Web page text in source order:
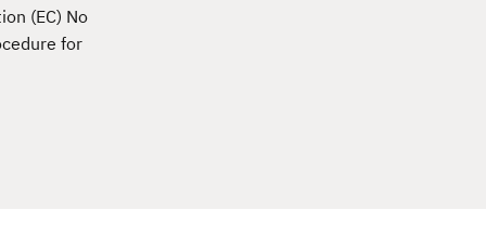
(EC) No
for